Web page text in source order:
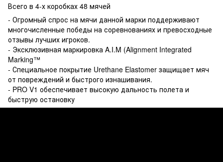
Всего в 4-х коробках 48 мячей
- Огромный спрос на мячи данной марки поддерживают
многочисленные победы на соревнованиях и превосходные
отзывы лучших игроков.
- Эксклюзивная маркировка A.I.M (Alignment Integrated
Marking™
- Специальное покрытие Urethane Elastomer защищает мяч
от повреждений и быстрого изнашивания.
- PRO V1 обеспечивает высокую дальность полета и
быструю остановку